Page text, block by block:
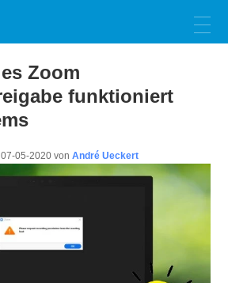
Zoom
funktioniert
07-05-2020 vonAndré Ueckert